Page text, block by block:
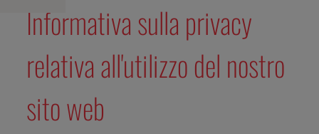
Informativa sulla privacy
relativa all'utilizzo del nostro
sito web